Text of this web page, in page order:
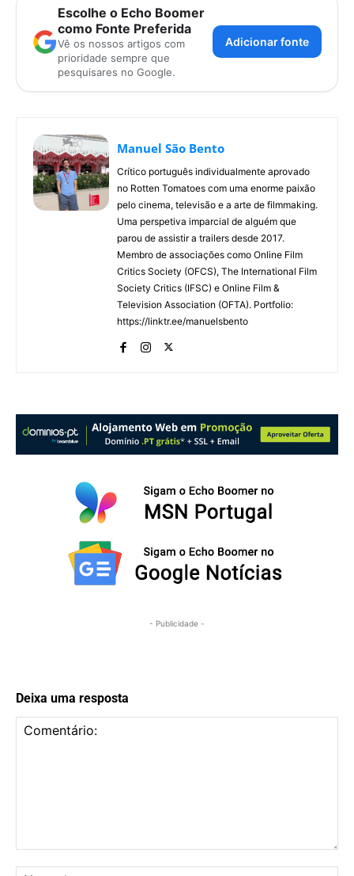
Escolhe o Echo Boomer
como Fonte Preferida
Vê os nossos artigos com
prioridade sempre que
pesquisares no Google.
Adicionar fonte
Manuel São Bento
Crítico português individualmente aprovado
no Rotten Tomatoes com uma enorme paixão
pelo cinema, televisão e a arte de filmmaking.
Uma perspetiva imparcial de alguém que
parou de assistir a trailers desde 2017.
Membro de associações como Online Film
Critics Society (OFCS), The International Film
Society Critics (IFSC) e Online Film &
Television Association (OFTA). Portfolio:
https://linktr.ee/manuelsbento
- Publicidade -
Deixa uma resposta